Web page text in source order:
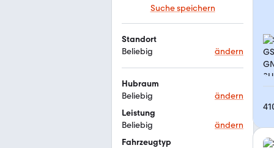
Suche speichern
Standort
Beliebig
ändern
Hubraum
Beliebig
ändern
Leistung
Beliebig
ändern
Fahrzeugtyp